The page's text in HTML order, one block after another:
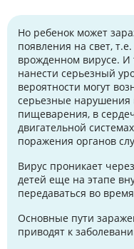
Но ребенок может
появления на свет,
врожденном вирусе. И
нанести серьезный
вероятности могут
серьезные нарушения
пищеварения, в
двигательной
поражения органов
Вирус проникает
детей еще на этапе
передаваться во
Основные пути
приводят к